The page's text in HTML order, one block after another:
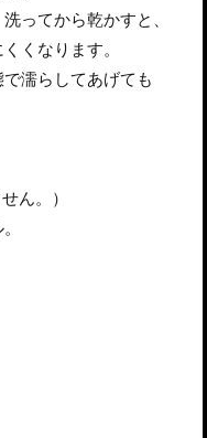
ってから乾かすと、
くなります。
濡らしてあげても
ん。）